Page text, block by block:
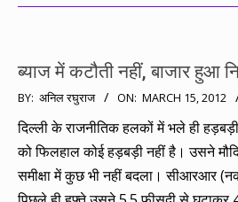
ब्याज में कटौती नहीं, बाजार हुआ
2012-
03-
15
BY: अनिल रघुराज ON: MARCH 15, 2012
दिल्ली के राजनीतिक हलकों में भले ही
को फिलहाल कोई हड़बड़ी नहीं है। उसने
समीक्षा में कुछ भी नहीं बदला। सीआरआर